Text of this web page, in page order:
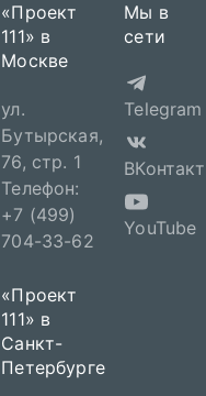
«Проект
111» в
Москве
ул.
Бутырская,
76, стр. 1
Телефон:
+7 (499)
704-33-62
«Проект
111» в
Санкт-
Петербурге
Мы в
сети
Telegram
YouTube